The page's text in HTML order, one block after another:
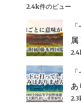
2.4k件のビュー
属
あ